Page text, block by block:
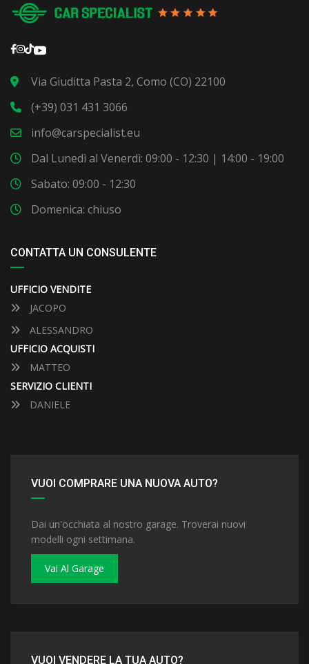
Via Giuditta Pasta 2, Como (CO) 22100
(+39) 031 431 3066
info@carspecialist.eu
Dal Lunedì al Venerdì: 09:00 - 12:30 | 14:00 - 19:00
Sabato: 09:00 - 12:30
Domenica: chiuso
CONTATTA UN CONSULENTE
UFFICIO VENDITE
JACOPO
ALESSANDRO
UFFICIO ACQUISTI
MATTEO
SERVIZIO CLIENTI
DANIELE
VUOI COMPRARE UNA NUOVA AUTO?
Dai un'occhiata al nostro garage. Troverai nuovi
modelli ogni settimana.
Vai Al Garage
VUOI VENDERE LA TUA AUTO?